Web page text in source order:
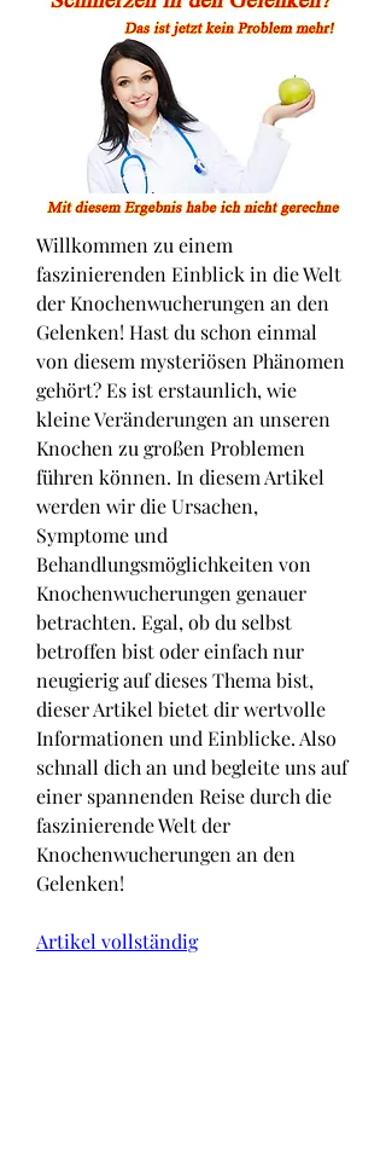
Willkommen zu einem
faszinierenden Einblick in die Welt
der Knochenwucherungen an den
Gelenken! Hast du schon einmal
von diesem mysteriösen Phänomen
gehört? Es ist erstaunlich, wie
kleine Veränderungen an unseren
Knochen zu großen Problemen
führen können. In diesem Artikel
werden wir die Ursachen,
Symptome und
Behandlungsmöglichkeiten von
Knochenwucherungen genauer
betrachten. Egal, ob du selbst
betroffen bist oder einfach nur
neugierig auf dieses Thema bist,
dieser Artikel bietet dir wertvolle
Informationen und Einblicke. Also
schnall dich an und begleite uns auf
einer spannenden Reise durch die
faszinierende Welt der
Knochenwucherungen an den
Gelenken!
Artikel vollständig